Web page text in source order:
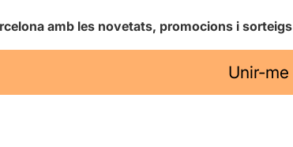
amb les novetats, promocions i sorteigs
Unir-me